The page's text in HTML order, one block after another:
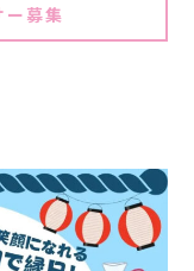
ー募集